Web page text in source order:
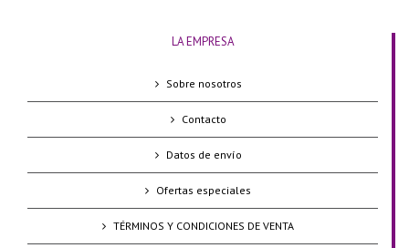
LA EMPRESA
Sobre nosotros
Contacto
Datos de envío
Ofertas especiales
TÉRMINOS Y CONDICIONES DE VENTA